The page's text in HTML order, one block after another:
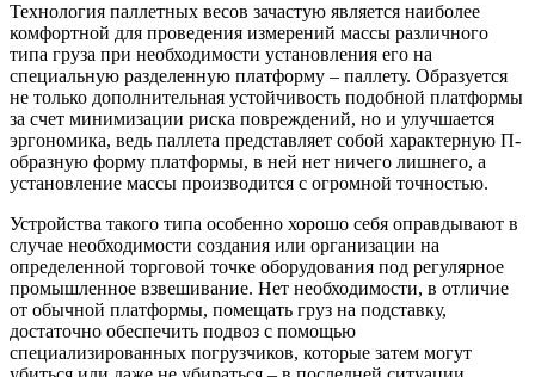
Технология паллетных весов зачастую является наиболее
комфортной для проведения измерений массы различного
типа груза при необходимости установления его на
специальную разделенную платформу – паллету. Образуется
не только дополнительная устойчивость подобной платформы
за счет минимизации риска повреждений, но и улучшается
эргономика, ведь паллета представляет собой характерную П-
образную форму платформы, в ней нет ничего лишнего, а
установление массы производится с огромной точностью.
Устройства такого типа особенно хорошо себя оправдывают в
случае необходимости создания или организации на
определенной торговой точке оборудования под регулярное
промышленное взвешивание. Нет необходимости, в отличие
от обычной платформы, помещать груз на подставку,
достаточно обеспечить подвоз с помощью
специализированных погрузчиков, которые затем могут